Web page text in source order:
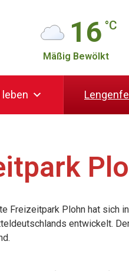
16 °C
Mäßig Bewölkt
Freizeitpark Plohn hat sich
entwickelt.